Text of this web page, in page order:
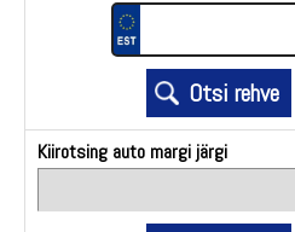
Kiirotsing auto margi järgi